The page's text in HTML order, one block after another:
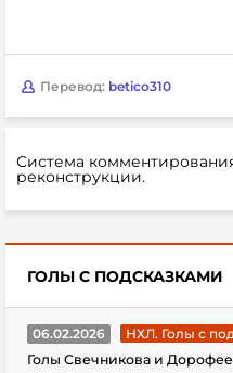
Перевод: betico310
Система
реконструкции.
ГОЛЫ С ПОДСКАЗКАМИ
06.02.2026
НХЛ. Голы с
Голы Свечникова и